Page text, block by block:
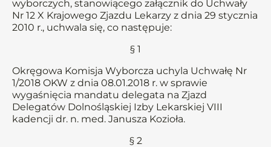
wyborczych, stanowiącego załącznik do Uchwały
Nr 12 X Krajowego Zjazdu Lekarzy z dnia 29 stycznia
2010 r., uchwala się, co następuje:
§ 1
Okręgowa Komisja Wyborcza uchyla Uchwałę Nr
1/2018 OKW z dnia 08.01.2018 r. w sprawie
wygaśnięcia mandatu delegata na Zjazd
Delegatów Dolnośląskiej Izby Lekarskiej VIII
kadencji dr. n. med. Janusza Kozioła.
§ 2